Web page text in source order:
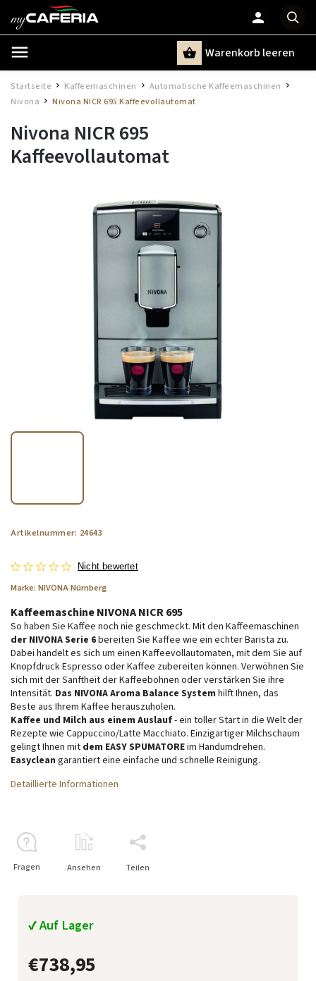
Warenkorb leeren
Startseite / Kaffeemaschinen Automatische Kaffeemaschinen
Nivona / Nivona NICR 695 Kaffeevollautomat
Nivona NICR 695
Kaffeevollautomat
Artikelnummer: 24643
Nicht bewertet
Marke: NIVONA Nürnberg
€738,95
✔ Auf Lager
Kaffeemaschine NIVONA NICR 695
So haben Sie Kaffee noch nie geschmeckt. Mit den Kaffeemaschinen
der NIVONA Serie 6bereiten Sie Kaffee wie ein echter Barista zu.
Dabei handelt es sich um einen Kaffeevollautomaten, mit dem Sie auf
Knopfdruck Espresso oder Kaffee zubereiten können. Verwöhnen Sie
sich mit der Sanftheit der Kaffeebohnen oder verstärken Sie ihre
Intensität. Das NIVONA Aroma Balance System hilft Ihnen, das
Beste aus Ihrem Kaffee herauszuholen.
Kaffee und Milch aus einem Auslauf- ein toller Start in die Welt der
Rezepte wie Cappuccino/Latte Macchiato. Einzigartiger Milchschaum
gelingt Ihnen mit dem EASY SPUMATOREim Handumdrehen.
Easyclean garantiert eine einfache und schnelle Reinigung.
Detaillierte Informationen
Fragen Ansehen Teilen